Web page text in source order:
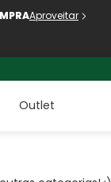
Aproveitar
Outlet